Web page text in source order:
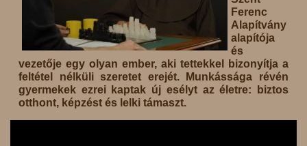
Ferenc
Alapítvány
alapítója
és
vezetője egy olyan ember, aki tettekkel bizonyítja a
feltétel nélküli szeretet erejét. Munkássága révén
gyermekek ezrei kaptak új esélyt az életre: biztos
otthont, képzést és lelki támaszt.